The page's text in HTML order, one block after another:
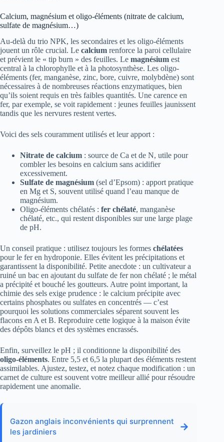
Calcium, magnésium et oligo-éléments (nitrate de calcium,
sulfate de magnésium…)
Au-delà du trio NPK, les secondaires et les oligo-éléments
jouent un rôle crucial. Le calcium renforce la paroi cellulaire
et prévient le « tip burn » des feuilles. Le magnésium est
central à la chlorophylle et à la photosynthèse. Les oligo-
éléments (fer, manganèse, zinc, bore, cuivre, molybdène) sont
nécessaires à de nombreuses réactions enzymatiques, bien
qu’ils soient requis en très faibles quantités. Une carence en
fer, par exemple, se voit rapidement : jeunes feuilles jaunissent
tandis que les nervures restent vertes.
Voici des sels couramment utilisés et leur apport :
Nitrate de calcium : source de Ca et de N, utile pour
combler les besoins en calcium sans acidifier
excessivement.
Sulfate de magnésium (sel d’Epsom) : apport pratique
en Mg et S, souvent utilisé quand l’eau manque de
magnésium.
Oligo-éléments chélatés : fer chélaté, manganèse
chélaté, etc., qui restent disponibles sur une large plage
de pH.
Un conseil pratique : utilisez toujours les formes chélatées
pour le fer en hydroponie. Elles évitent les précipitations et
garantissent la disponibilité. Petite anecdote : un cultivateur a
ruiné un bac en ajoutant du sulfate de fer non chélaté ; le métal
a précipité et bouché les goutteurs. Autre point important, la
chimie des sels exige prudence : le calcium précipite avec
certains phosphates ou sulfates en concentrés — c’est
pourquoi les solutions commerciales séparent souvent les
flacons en A et B. Reproduire cette logique à la maison évite
des dépôts blancs et des systèmes encrassés.
Enfin, surveillez le pH ; il conditionne la disponibilité des
oligo-éléments. Entre 5,5 et 6,5 la plupart des éléments restent
assimilables. Ajustez, testez, et notez chaque modification : un
carnet de culture est souvent votre meilleur allié pour résoudre
rapidement une anomalie.
Gazon anglais inconvénients qui surprennent
les jardiniers
→